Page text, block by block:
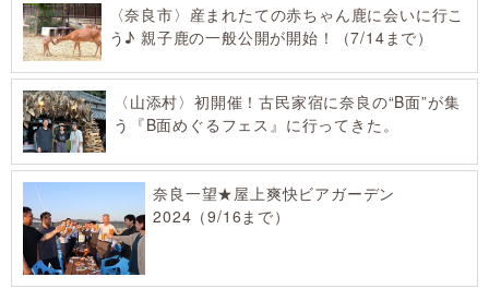
〈奈良市〉産まれたての赤ちゃん鹿に会いに行こ
う♪ 親子鹿の一般公開が開始！（7/14まで）
〈山添村〉初開催！古民家宿に奈良の“B面”が集
う『B面めぐるフェス』に行ってきた。
奈良一望★屋上爽快ビアガーデン
2024（9/16まで）